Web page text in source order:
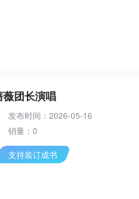
团长演唱
发布时间：2026-05-16
销量：0
支持装订成书